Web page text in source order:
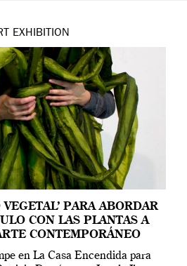
EXHIBITION
PARA ABORDAR
CON LAS PLANTAS A
CONTEMPORÁNEO
en La Casa Encendida para